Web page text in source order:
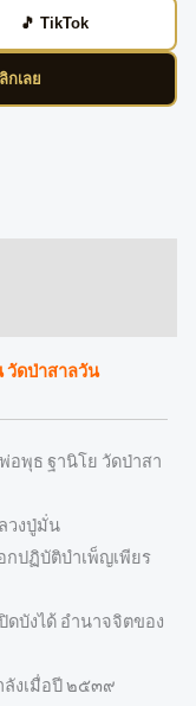
🎵 TikTok
กเลย
วัดป่าสาลวัน
อพุธ ฐานิโย วัดป่าสา
วงปู่มั่น
กปฏิบัติบำเพ็ญเพียร
บังได้ อำนาจจิตของ
ลังเมื่อปี ๒๕๓๙